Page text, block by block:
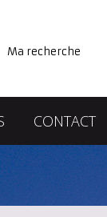
Ma recherche
CONTACT